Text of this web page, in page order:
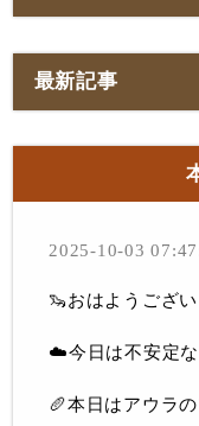
最新記事
2025-10-03
🦦おはようござ
☁️今日は不安定
🥖本日はアウラ